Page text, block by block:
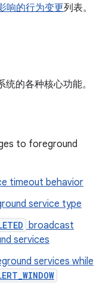
响的行为变更列表。
的各种核心功能。
to foreground
timeout behavior
service type
broadcast
services
services while